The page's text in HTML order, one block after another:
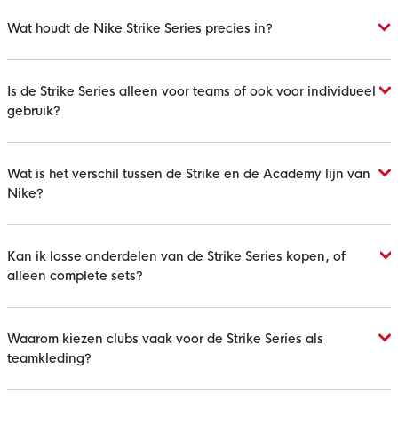
Wat houdt de Nike Strike Series precies in?
Is de Strike Series alleen voor teams of ook voor individueel
gebruik?
Wat is het verschil tussen de Strike en de Academy lijn van
Nike?
Kan ik losse onderdelen van de Strike Series kopen, of
alleen complete sets?
Waarom kiezen clubs vaak voor de Strike Series als
teamkleding?